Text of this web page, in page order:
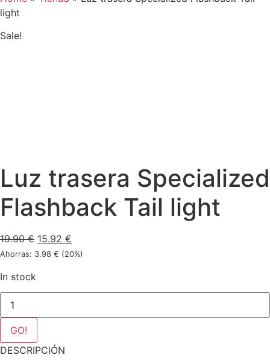
light
Sale!
Luz trasera Specialized
Flashback Tail light
19.90€ 15.92 €
Ahorras: 3.98 € (20%)
In stock
Luz
trasera
Specialized
Flashback
Tail
light
quantity
GO!
DESCRIPCIÓN